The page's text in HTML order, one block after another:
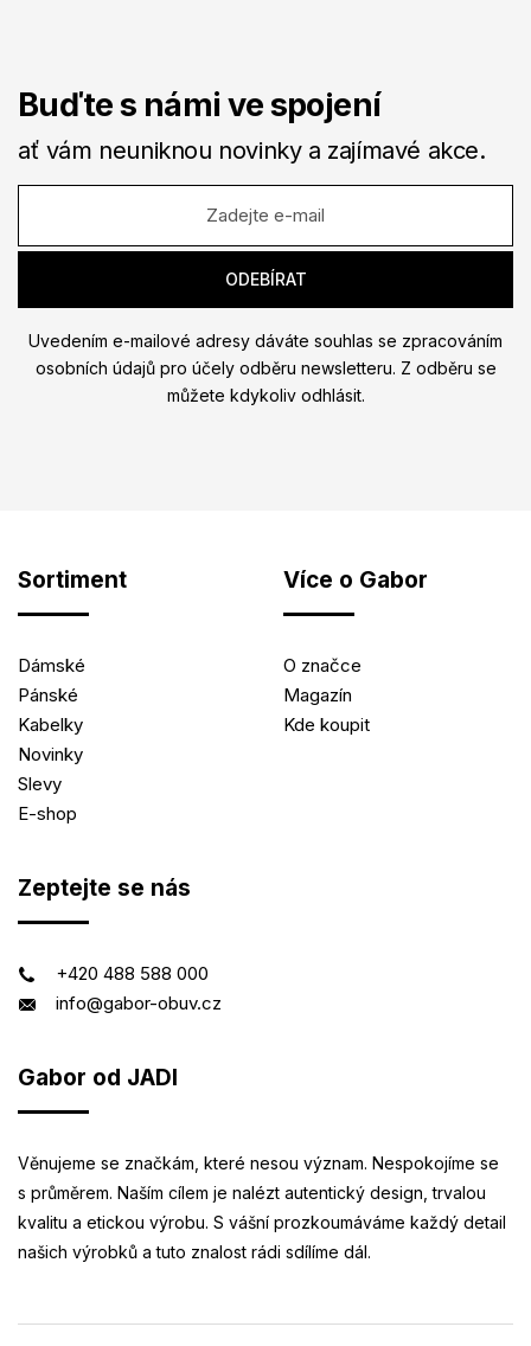
Buďte s námi ve spojení
ať vám neuniknou novinky a zajímavé akce.
Uvedením e-mailové adresy dáváte souhlas se zpracováním
osobních údajů pro účely odběru newsletteru. Z odběru se
můžete kdykoliv odhlásit.
Sortiment
Dámské
Pánské
Kabelky
Novinky
Slevy
E-shop
Více o Gabor
O značce
Magazín
Kde koupit
Zeptejte se nás
+420 488 588 000
info@gabor-obuv.cz
Gabor od JADI
Věnujeme se značkám, které nesou význam. Nespokojíme se
s průměrem. Naším cílem je nalézt autentický design, trvalou
kvalitu a etickou výrobu. S vášní prozkoumáváme každý detail
našich výrobků a tuto znalost rádi sdílíme dál.